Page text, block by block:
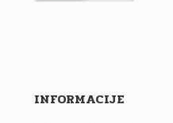
INFORMACIJE